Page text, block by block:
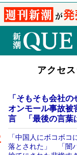
アクセ
「そもそも会社
オンモール事故被
言 「最後の言葉
「中国人にボコボコ
落とされた」 「闇